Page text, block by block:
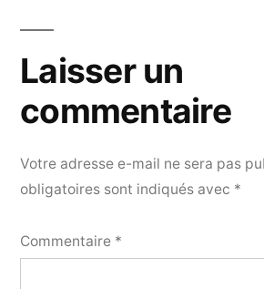
Laisser un
commentaire
Votre adresse e-mail ne sera pas
obligatoires sont indiqués avec *
Commentaire *